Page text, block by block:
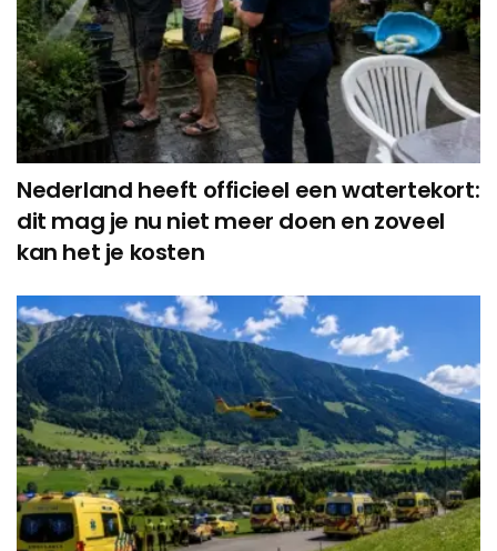
Nederland heeft officieel een watertekort:
dit mag je nu niet meer doen en zoveel
kan het je kosten